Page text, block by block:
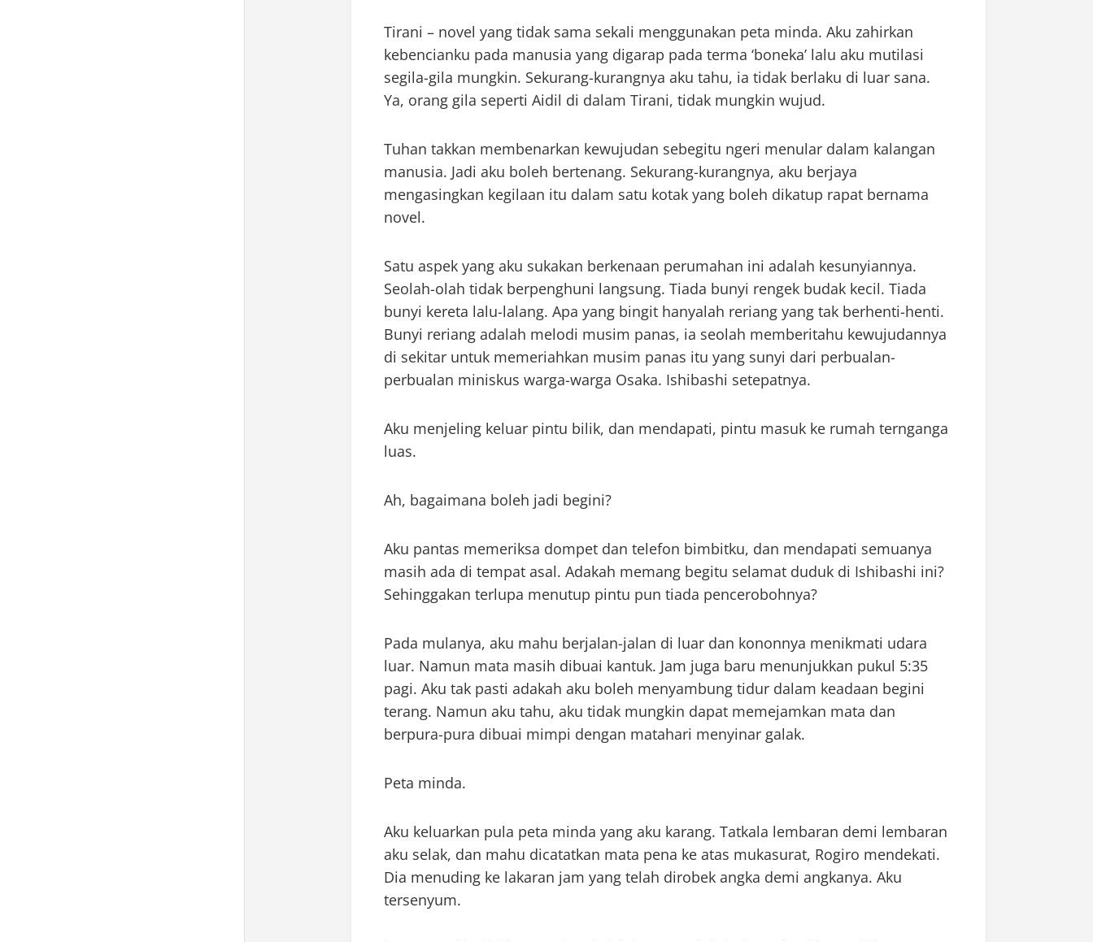
Tirani – novel yang tidak sama sekali menggunakan peta minda. Aku zahirkan
kebencianku pada manusia yang digarap pada terma ‘boneka’ lalu aku mutilasi
segila-gila mungkin. Sekurang-kurangnya aku tahu, ia tidak berlaku di luar sana.
Ya, orang gila seperti Aidil di dalam Tirani, tidak mungkin wujud.
Tuhan takkan membenarkan kewujudan sebegitu ngeri menular dalam kalangan
manusia. Jadi aku boleh bertenang. Sekurang-kurangnya, aku berjaya
mengasingkan kegilaan itu dalam satu kotak yang boleh dikatup rapat bernama
novel.
Satu aspek yang aku sukakan berkenaan perumahan ini adalah kesunyiannya.
Seolah-olah tidak berpenghuni langsung. Tiada bunyi rengek budak kecil. Tiada
bunyi kereta lalu-lalang. Apa yang bingit hanyalah reriang yang tak berhenti-henti.
Bunyi reriang adalah melodi musim panas, ia seolah memberitahu kewujudannya
di sekitar untuk memeriahkan musim panas itu yang sunyi dari perbualan-
perbualan miniskus warga-warga Osaka. Ishibashi setepatnya.
Aku menjeling keluar pintu bilik, dan mendapati, pintu masuk ke rumah ternganga
luas.
Ah, bagaimana boleh jadi begini?
Aku pantas memeriksa dompet dan telefon bimbitku, dan mendapati semuanya
masih ada di tempat asal. Adakah memang begitu selamat duduk di Ishibashi ini?
Sehinggakan terlupa menutup pintu pun tiada pencerobohnya?
Pada mulanya, aku mahu berjalan-jalan di luar dan kononnya menikmati udara
luar. Namun mata masih dibuai kantuk. Jam juga baru menunjukkan pukul 5:35
pagi. Aku tak pasti adakah aku boleh menyambung tidur dalam keadaan begini
terang. Namun aku tahu, aku tidak mungkin dapat memejamkan mata dan
berpura-pura dibuai mimpi dengan matahari menyinar galak.
Peta minda.
Aku keluarkan pula peta minda yang aku karang. Tatkala lembaran demi lembaran
aku selak, dan mahu dicatatkan mata pena ke atas mukasurat, Rogiro mendekati.
Dia menuding ke lakaran jam yang telah dirobek angka demi angkanya. Aku
tersenyum.